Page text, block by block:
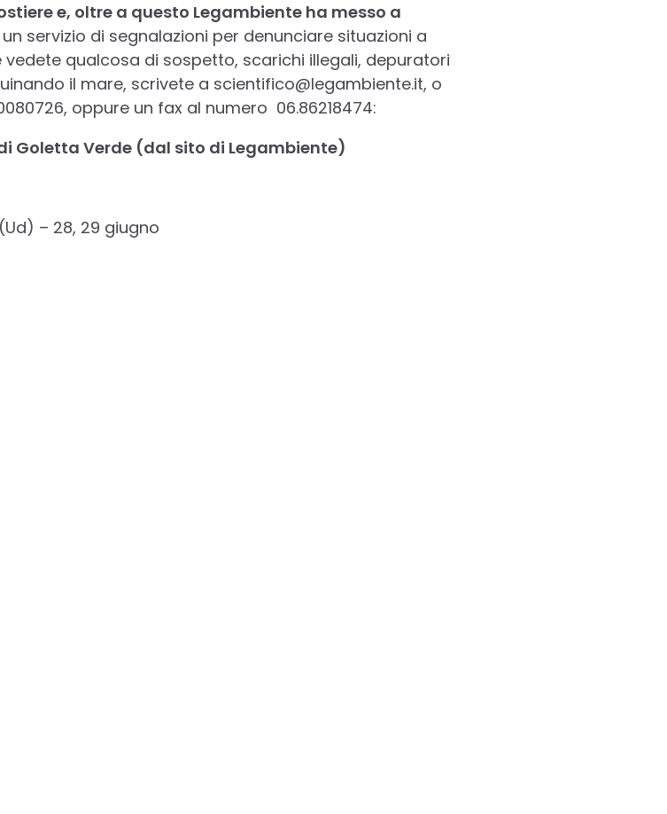
e, oltre a questo Legambiente ha messo a
un servizio di segnalazioni per denunciare situazioni a
qualcosa di sospetto, scarichi illegali, depuratori
il mare, scrivete a scientifico@legambiente.it, o
oppure un fax al numero 06.86218474:
Goletta Verde (dal sito di Legambiente)
– 28, 29 giugno